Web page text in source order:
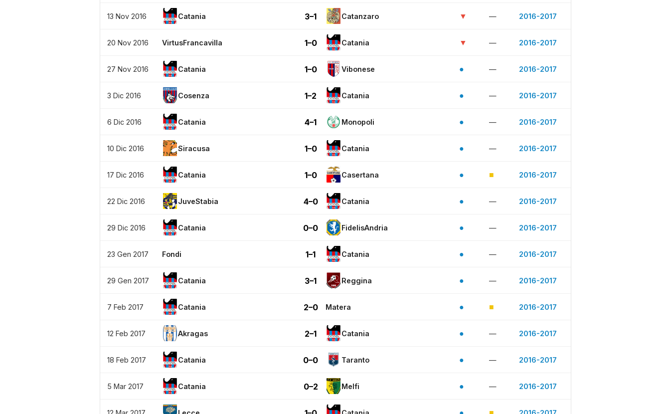
13 Nov 2016 Catania 3–1 Catanzaro ▼ — 2016-2017
20 Nov 2016 VirtusFrancavilla 1–0 Catania ▼ — 2016-2017
27 Nov 2016 Catania 1–0 Vibonese ● — 2016-2017
3 Dic 2016 Cosenza 1–2 Catania ● — 2016-2017
6 Dic 2016 Catania 4–1 Monopoli ● — 2016-2017
10 Dic 2016 Siracusa 1–0 Catania ● — 2016-2017
17 Dic 2016 Catania 1–0 Casertana ● ■ 2016-2017
22 Dic 2016 JuveStabia 4–0 Catania ● — 2016-2017
29 Dic 2016 Catania 0–0 FidelisAndria ● — 2016-2017
23 Gen 2017 Fondi 1–1 Catania ● — 2016-2017
29 Gen 2017 Catania 3–1 Reggina ● — 2016-2017
7 Feb 2017 Catania 2–0 Matera ● ■ 2016-2017
12 Feb 2017 Akragas 2–1 Catania ● — 2016-2017
18 Feb 2017 Catania 0–0 Taranto ● — 2016-2017
5 Mar 2017 Catania 0–2 Melfi ● — 2016-2017